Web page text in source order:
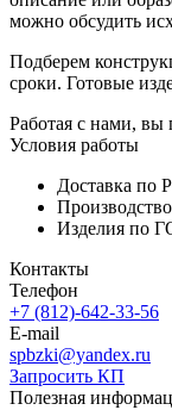
можно обсудить
Подберем
сроки. Готовые
Работая с нами, вы
Условия работы
Доставка по
Изделия по
Контакты
Телефон
+7 (812)-642-33-56
E-mail
spbzki@yandex.ru
Запросить КП
Полезная